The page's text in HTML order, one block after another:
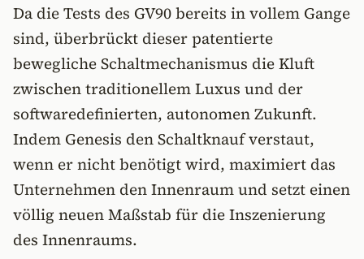
Da die Tests des GV90 bereits in vollem Gange
sind, überbrückt dieser patentierte
bewegliche Schaltmechanismus die Kluft
zwischen traditionellem Luxus und der
softwaredefinierten, autonomen Zukunft.
Indem Genesis den Schaltknauf verstaut,
wenn er nicht benötigt wird, maximiert das
Unternehmen den Innenraum und setzt einen
völlig neuen Maßstab für die Inszenierung
des Innenraums.